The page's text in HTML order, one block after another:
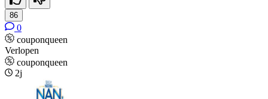
86
0
couponqueen
Verlopen
couponqueen
2j